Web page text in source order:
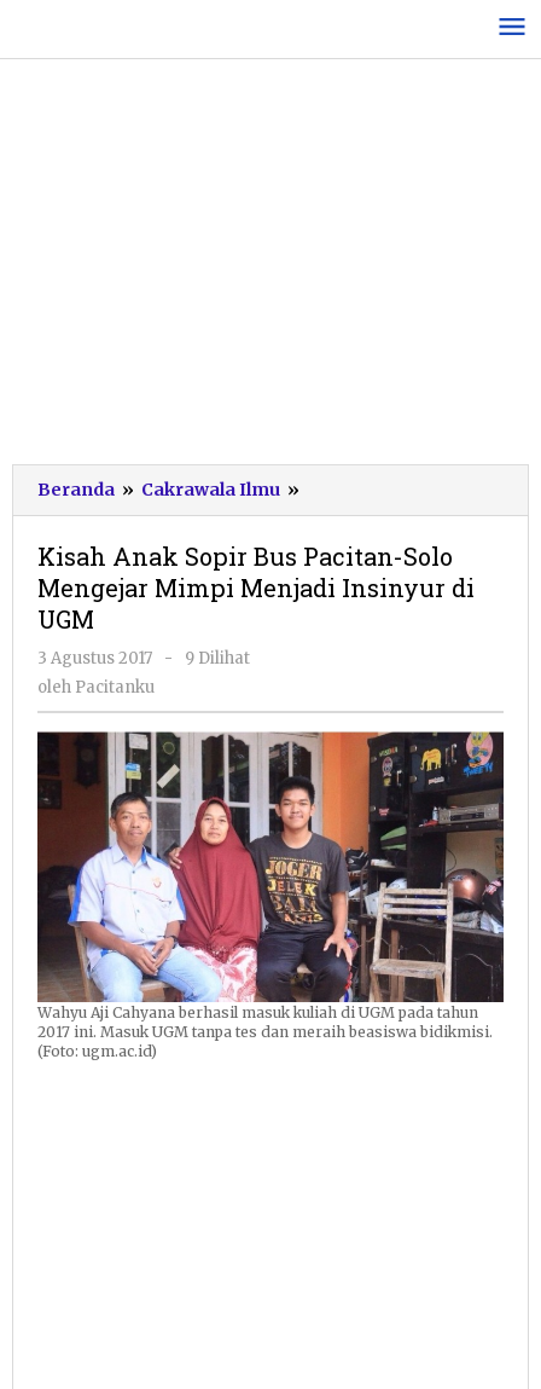
konten
Beranda » Cakrawala Ilmu »
Anak
Bus
Pacitan-
Insinyur
di
Kisah Anak Sopir Bus Pacitan-Solo
Mengejar Mimpi Menjadi Insinyur di
UGM
3 Agustus 2017
oleh
-
9 Dilihat
oleh Pacitanku
Wahyu Aji Cahyana berhasil masuk kuliah di UGM pada tahun
2017 ini. Masuk UGM tanpa tes dan meraih beasiswa bidikmisi.
(Foto: ugm.ac.id)